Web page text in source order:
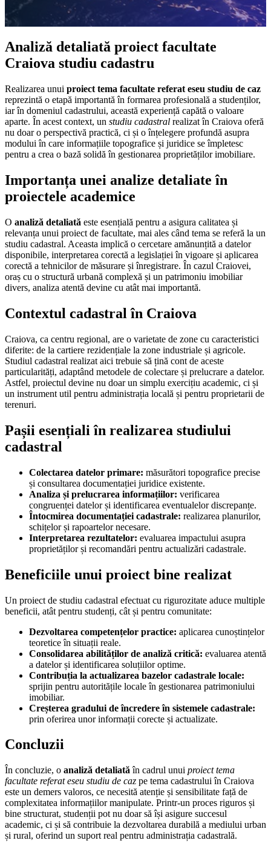
Analiză detaliată proiect facultate
Craiova studiu cadastru
Realizarea unui proiect tema facultate referat eseu studiu de caz
reprezintă o etapă importantă în formarea profesională a studenților,
iar în domeniul cadastrului, această experiență capătă o valoare
aparte. În acest context, un studiu cadastral realizat în Craiova oferă
nu doar o perspectivă practică, ci și o înțelegere profundă asupra
modului în care informațiile topografice și juridice se împletesc
pentru a crea o bază solidă în gestionarea proprietăților imobiliare.
Importanța unei analize detaliate în
proiectele academice
O analiză detaliată este esențială pentru a asigura calitatea și
relevanța unui proiect de facultate, mai ales când tema se referă la un
studiu cadastral. Aceasta implică o cercetare amănunțită a datelor
disponibile, interpretarea corectă a legislației în vigoare și aplicarea
corectă a tehnicilor de măsurare și înregistrare. În cazul Craiovei,
oraș cu o structură urbană complexă și un patrimoniu imobiliar
divers, analiza atentă devine cu atât mai importantă.
Contextul cadastral în Craiova
Craiova, ca centru regional, are o varietate de zone cu caracteristici
diferite: de la cartiere rezidențiale la zone industriale și agricole.
Studiul cadastral realizat aici trebuie să țină cont de aceste
particularități, adaptând metodele de colectare și prelucrare a datelor.
Astfel, proiectul devine nu doar un simplu exercițiu academic, ci și
un instrument util pentru administrația locală și pentru proprietarii de
terenuri.
Pașii esențiali în realizarea studiului
cadastral
Colectarea datelor primare: măsurători topografice precise
și consultarea documentației juridice existente.
Analiza și prelucrarea informațiilor: verificarea
congruenței datelor și identificarea eventualelor discrepanțe.
Întocmirea documentației cadastrale: realizarea planurilor,
schițelor și rapoartelor necesare.
Interpretarea rezultatelor: evaluarea impactului asupra
proprietăților și recomandări pentru actualizări cadastrale.
Beneficiile unui proiect bine realizat
Un proiect de studiu cadastral efectuat cu rigurozitate aduce multiple
beneficii, atât pentru studenți, cât și pentru comunitate:
Dezvoltarea competențelor practice: aplicarea cunoștințelor
teoretice în situații reale.
Consolidarea abilităților de analiză critică: evaluarea atentă
a datelor și identificarea soluțiilor optime.
Contribuția la actualizarea bazelor cadastrale locale:
sprijin pentru autoritățile locale în gestionarea patrimoniului
imobiliar.
Creșterea gradului de încredere în sistemele cadastrale:
prin oferirea unor informații corecte și actualizate.
Concluzii
În concluzie, o analiză detaliată în cadrul unui proiect tema
facultate referat eseu studiu de caz pe tema cadastrului în Craiova
este un demers valoros, ce necesită atenție și sensibilitate față de
complexitatea informațiilor manipulate. Printr-un proces riguros și
bine structurat, studenții pot nu doar să își asigure succesul
academic, ci și să contribuie la dezvoltarea durabilă a mediului urban
și rural, oferind un suport real pentru administrația cadastrală.